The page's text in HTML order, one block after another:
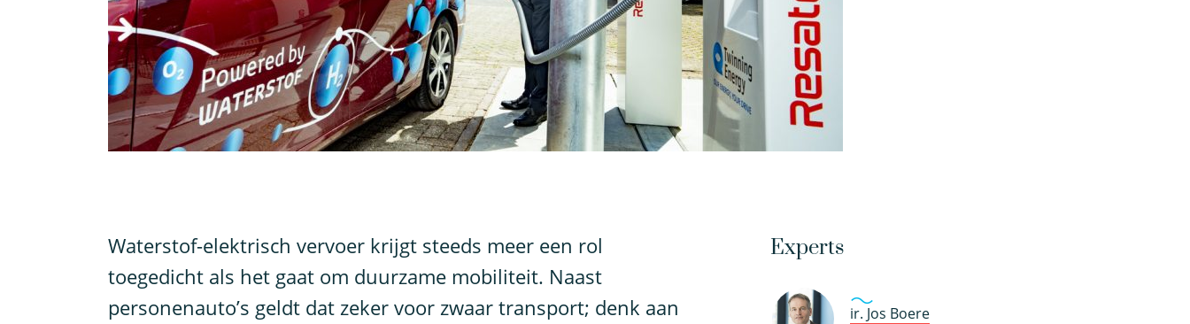
Waterstof-elektrisch vervoer krijgt steeds meer een rol
toegedicht als het gaat om duurzame mobiliteit. Naast
personenauto’s geldt dat zeker voor zwaar transport; denk aan
Experts
ir. Jos Boere